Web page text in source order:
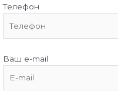
Телефон
Ваш e-mail